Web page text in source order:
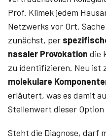
Prof. Klimek jedem
Netzwerks vor Ort.
zunächst, per
nasaler Provokation die
zu identifizieren. Neu ist
molekulare
erläutert, was es damit
Stellenwert dieser
Steht die Diagnose, darf